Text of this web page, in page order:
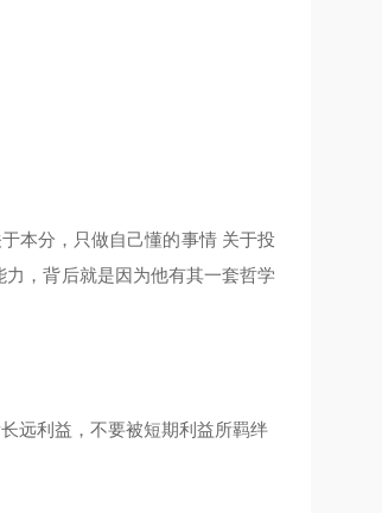
本分，只做自己懂的事情 关于投
，背后就是因为他有其一套哲学
远利益，不要被短期利益所羁绊